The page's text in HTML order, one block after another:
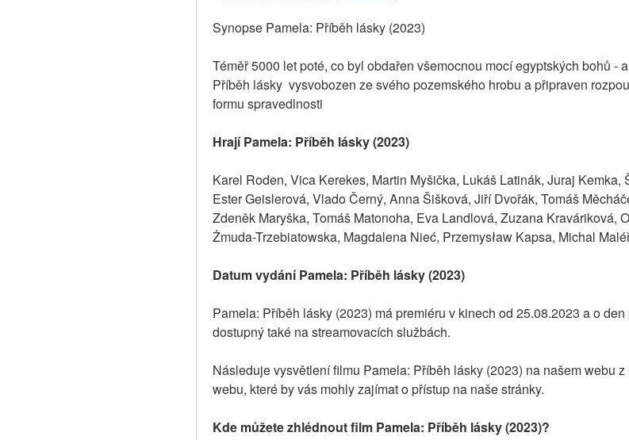
Synopse Pamela: Příběh lásky (2023)
Téměř 5000 let poté, co byl obdařen všemocnou mocí egyptských bohů -
Příběh lásky  vysvobozen ze svého pozemského hrobu a připraven
formu spravedlnosti
Hrají Pamela: Příběh lásky (2023)
Karel Roden, Vica Kerekes, Martin Myšička, Lukáš Latinák, Juraj
Ester Geislerová, Vlado Černý, Anna Šišková, Jiří Dvořák, Tomáš
Zdeněk Maryška, Tomáš Matonoha, Eva Landlová, Zuzana Kraváriková,
Żmuda-Trzebiatowska, Magdalena Nieć, Przemysław Kapsa, Michal
Datum vydání Pamela: Příběh lásky (2023)
Pamela: Příběh lásky (2023) má premiéru v kinech od 25.08.2023 a o
dostupný také na streamovacích službách.
Následuje vysvětlení filmu Pamela: Příběh lásky (2023) na našem webu
webu, které by vás mohly zajímat o přístup na naše stránky.
Kde můžete zhlédnout film Pamela: Příběh lásky (2023)?